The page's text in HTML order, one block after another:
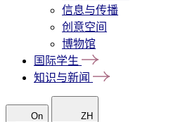
信息与传播
创意空间
博物馆
国际学生
知识与新闻
On ZH